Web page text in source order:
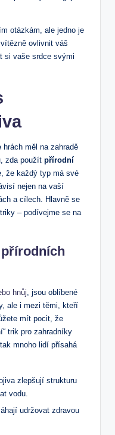
otázkám, ale jedno je
ovlivnit váš
si vaše srdce svými
měl na zahradě
zda použít přírodní
že každý typ má své
nejen na vaší
a cílech. Hlavně se
– podívejme se na
hnůj, jsou oblíbené
ale i mezi těmi, kteří
mít pocit, že
trik pro zahradníky
mnoho lidí přísahá
zlepšují strukturu
vodu.
udržovat zdravou